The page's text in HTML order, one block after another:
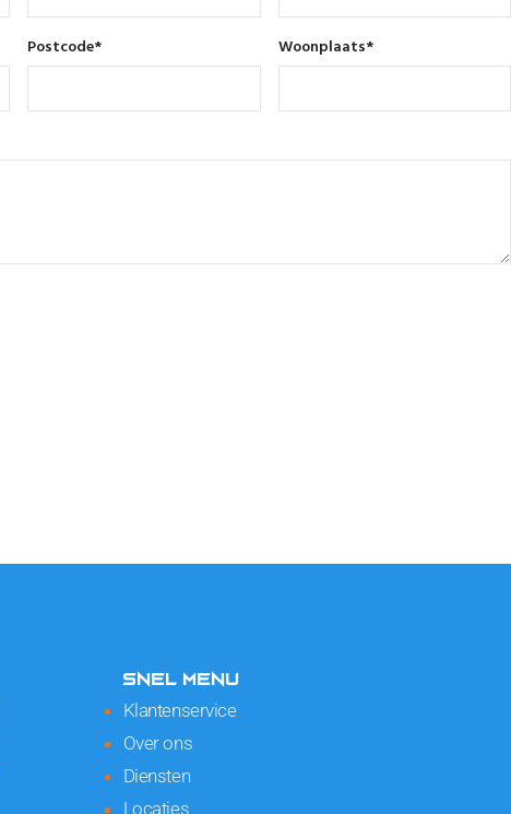
Postcode* Woonplaats*
SNEL MENU
Klantenservice
Over ons
Diensten
Locaties